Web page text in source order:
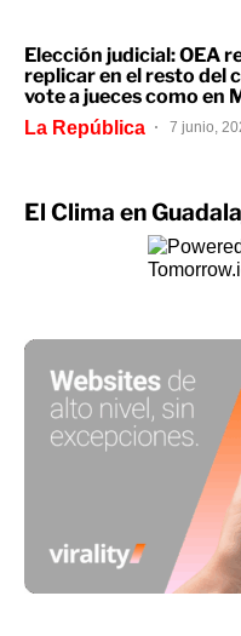
Elección judicial: OEA
replicar en el resto del
vote a jueces como en
La República 7 junio,
El Clima en